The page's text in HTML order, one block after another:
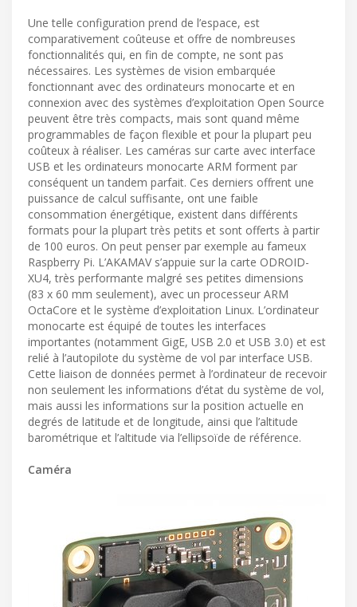
Une telle configuration prend de l’espace, est
comparativement coûteuse et offre de nombreuses
fonctionnalités qui, en fin de compte, ne sont pas
nécessaires. Les systèmes de vision embarquée
fonctionnant avec des ordinateurs monocarte et en
connexion avec des systèmes d’exploitation Open Source
peuvent être très compacts, mais sont quand même
programmables de façon flexible et pour la plupart peu
coûteux à réaliser. Les caméras sur carte avec interface
USB et les ordinateurs monocarte ARM forment par
conséquent un tandem parfait. Ces derniers offrent une
puissance de calcul suffisante, ont une faible
consommation énergétique, existent dans différents
formats pour la plupart très petits et sont offerts à partir
de 100 euros. On peut penser par exemple au fameux
Raspberry Pi. L’AKAMAV s’appuie sur la carte ODROID-
XU4, très performante malgré ses petites dimensions
(83 x 60 mm seulement), avec un processeur ARM
OctaCore et le système d’exploitation Linux. L’ordinateur
monocarte est équipé de toutes les interfaces
importantes (notamment GigE, USB 2.0 et USB 3.0) et est
relié à l’autopilote du système de vol par interface USB.
Cette liaison de données permet à l’ordinateur de recevoir
non seulement les informations d’état du système de vol,
mais aussi les informations sur la position actuelle en
degrés de latitude et de longitude, ainsi que l’altitude
barométrique et l’altitude via l’ellipsoïde de référence.
Caméra